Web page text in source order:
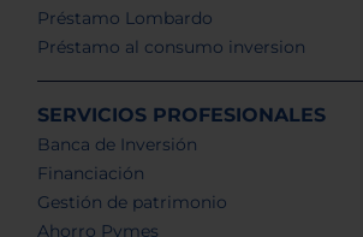
Préstamo Lombardo
Préstamo al consumo inversion
SERVICIOS PROFESIONALES
Banca de Inversión
Financiación
Gestión de patrimonio
Ahorro Pymes